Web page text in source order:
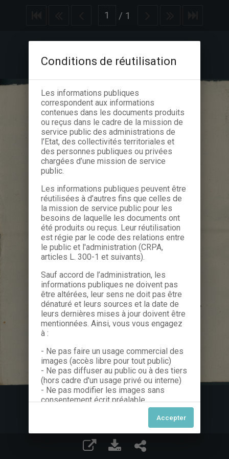
/ 1
Conditions de réutilisation
Les informations publiques
correspondent aux informations
contenues dans les documents produits
ou reçus dans le cadre de la mission de
service public des administrations de
l’Etat, des collectivités territoriales et
des personnes publiques ou privées
chargées d’une mission de service
public.
Les informations publiques peuvent être
réutilisées à d’autres fins que celles de
la mission de service public pour les
besoins de laquelle les documents ont
été produits ou reçus. Leur réutilisation
est régie par le code des relations entre
le public et l'administration (CRPA,
articles L. 300-1 et suivants).
Sauf accord de l’administration, les
informations publiques ne doivent pas
être altérées, leur sens ne doit pas être
dénaturé et leurs sources et la date de
leurs dernières mises à jour doivent être
mentionnées. Ainsi, vous vous engagez
à :
- Ne pas faire un usage commercial des
images (accès libre pour tout public)
- Ne pas diffuser au public ou à des tiers
(hors cadre d'un usage privé ou interne)
- Ne pas modifier les images sans
consentement écrit préalable
Dans le cas contraire, nous vous invitons
à nous contacter afin de solliciter le type
de Licence souhaitée parmi celles
proposées et le cas échéant, acquitter